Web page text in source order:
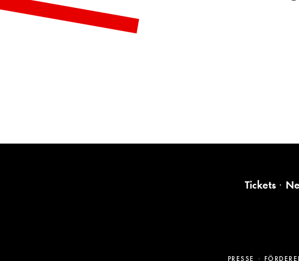
Tickets
PRESSE